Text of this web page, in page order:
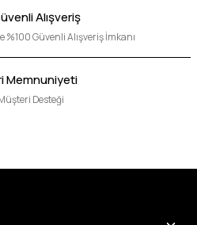
Alışveriş
%100 Güvenli Alışveriş İmkanı
Memnuniyeti
Desteği